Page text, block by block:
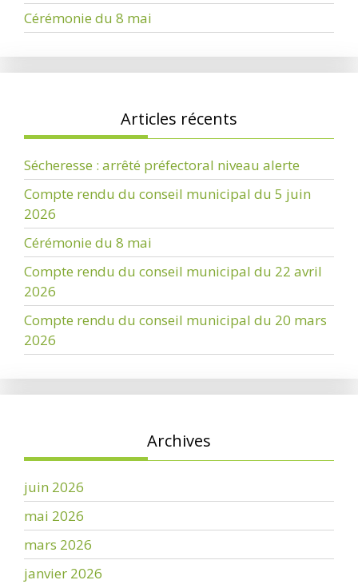
Cérémonie du 8 mai
Articles récents
Sécheresse : arrêté préfectoral niveau alerte
Compte rendu du conseil municipal du 5 juin
2026
Cérémonie du 8 mai
Compte rendu du conseil municipal du 22 avril
2026
Compte rendu du conseil municipal du 20 mars
2026
Archives
juin 2026
mai 2026
mars 2026
janvier 2026